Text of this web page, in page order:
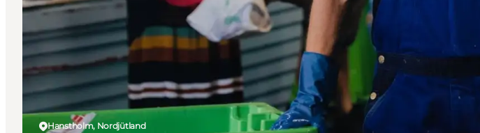
Hanstholm, Nordjütland